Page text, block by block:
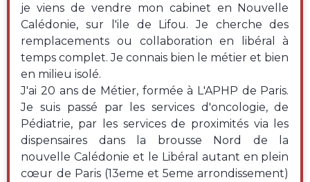
je viens de vendre mon cabinet en Nouvelle
Calédonie, sur l'ile de Lifou. Je cherche des
remplacements ou collaboration en libéral à
temps complet. Je connais bien le métier et bien
en milieu isolé.
J'ai 20 ans de Métier, formée à L'APHP de Paris.
Je suis passé par les services d'oncologie, de
Pédiatrie, par les services de proximités via les
dispensaires dans la brousse Nord de la
nouvelle Calédonie et le Libéral autant en plein
cœur de Paris (13eme et 5eme arrondissement)